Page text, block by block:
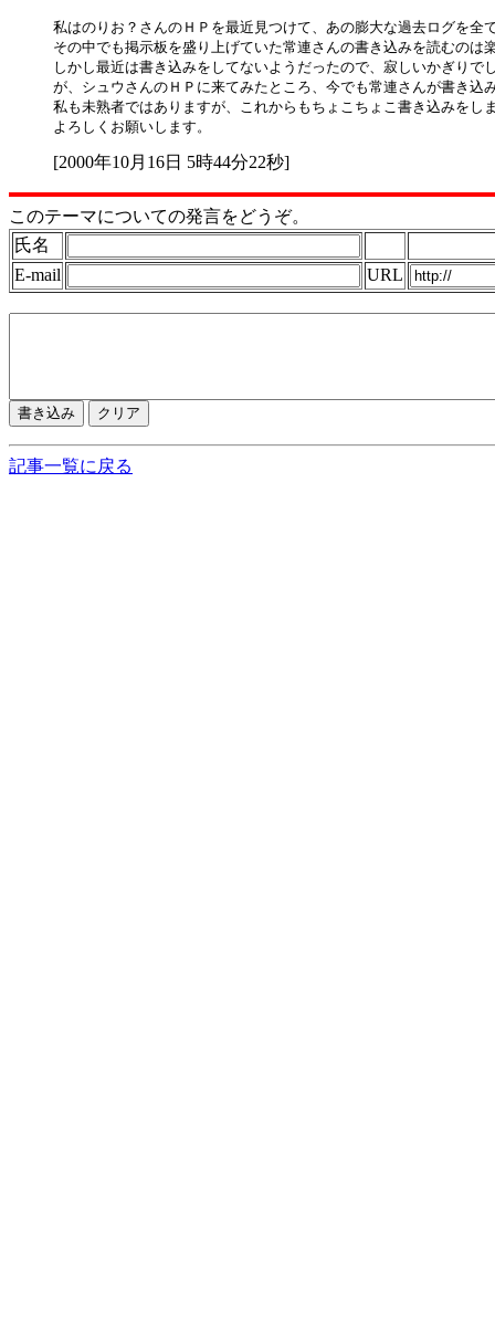
私はのりお？さんのＨＰを最近見つけて、あの膨大な過去ログを全
その中でも掲示板を盛り上げていた常連さんの書き込みを読むのは
しかし最近は書き込みをしてないようだったので、寂しいかぎりで
が、シュウさんのＨＰに来てみたところ、今でも常連さんが書き込
私も未熟者ではありますが、これからもちょこちょこ書き込みをし
[2000年10月16日 5時44分22秒]
このテーマについての発言をどうぞ。
氏名
E-mail
URL
記事一覧に戻る